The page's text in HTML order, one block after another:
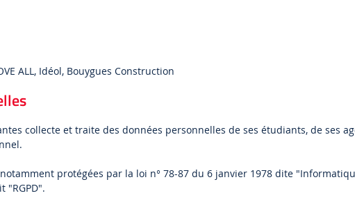
ALL, Idéol, Bouygues Construction
collecte et traite des données personnelles de ses étudiants, de ses
protégées par la loi n° 78-87 du 6 janvier 1978 dite
"RGPD".